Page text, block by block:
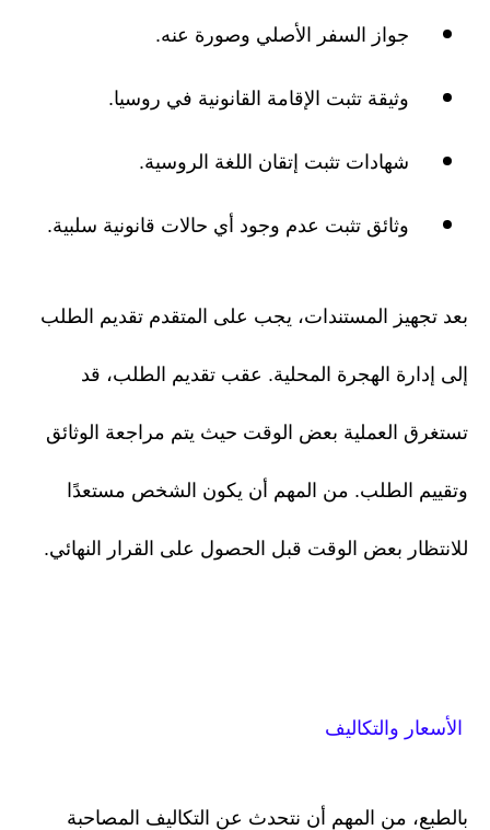
جواز السفر الأصلي وصورة عنه.
وثيقة تثبت الإقامة القانونية في روسيا.
شهادات تثبت إتقان اللغة الروسية.
وثائق تثبت عدم وجود أي حالات قانونية سلبية.
بعد تجهيز المستندات، يجب على المتقدم تقديم الطلب
إلى إدارة الهجرة المحلية. عقب تقديم الطلب، قد
تستغرق العملية بعض الوقت حيث يتم مراجعة الوثائق
وتقييم الطلب. من المهم أن يكون الشخص مستعدًا
للانتظار بعض الوقت قبل الحصول على القرار النهائي.
الأسعار والتكاليف
بالطبع، من المهم أن نتحدث عن التكاليف المصاحبة